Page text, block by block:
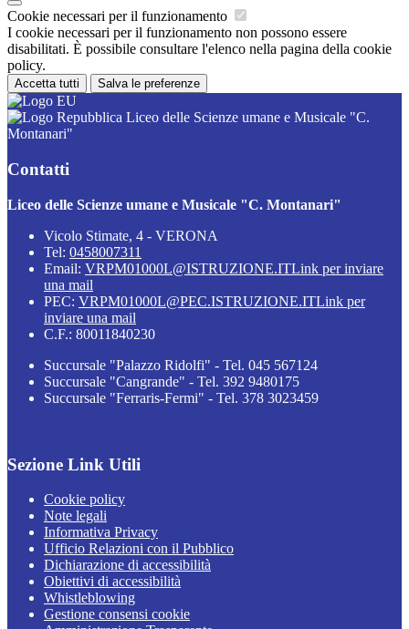
Cookie necessari per il funzionamento
I cookie necessari per il funzionamento non possono essere
disabilitati. È possibile consultare l'elenco nella pagina della cookie
policy.
Accetta tutti Salva le preferenze
Liceo delle Scienze umane e Musicale "C.
Montanari"
Contatti
Liceo delle Scienze umane e Musicale "C. Montanari"
Vicolo Stimate, 4 - VERONA
Tel: 0458007311
Email: VRPM01000L@ISTRUZIONE.ITLink per inviare
una mail
PEC: VRPM01000L@PEC.ISTRUZIONE.ITLink per
inviare una mail
C.F.: 80011840230
Succursale "Palazzo Ridolfi" - Tel. 045 567124
Succursale "Cangrande" - Tel. 392 9480175
Succursale "Ferraris-Fermi" - Tel. 378 3023459
Sezione Link Utili
Cookie policy
Note legali
Informativa Privacy
Ufficio Relazioni con il Pubblico
Dichiarazione di accessibilità
Obiettivi di accessibilità
Whistleblowing
Gestione consensi cookie